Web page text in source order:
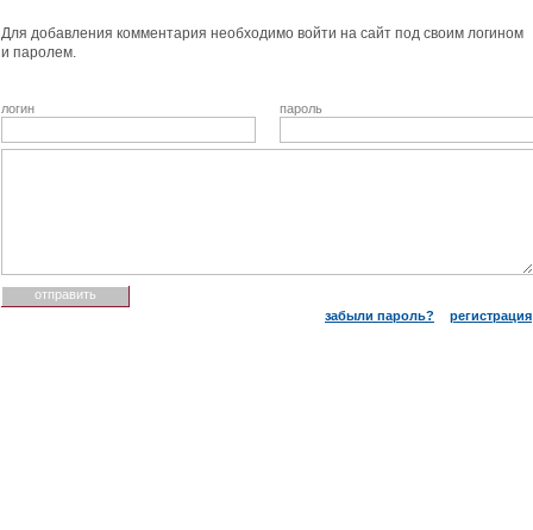
Для добавления комментария необходимо войти на сайт под своим логином
и паролем.
логин пароль
забыли пароль? регистрация